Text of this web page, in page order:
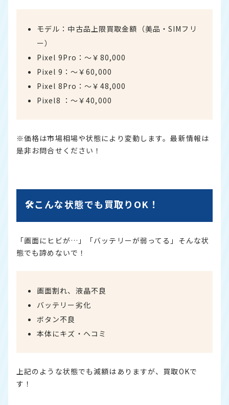
モデル：中古品上限買取金額（美品・SIMフリ
ー）
Pixel 9Pro：〜￥80,000
Pixel 9：〜￥60,000
Pixel 8Pro：〜￥48,000
Pixel8 ：〜￥40,000
※価格は市場相場や状態により変動します。最新情報は
是非お問合せください！
🛠こんな状態でも買取りOK！
「画面にヒビが…」「バッテリーが弱ってる」そんな状
態でも諦めないで！
画面割れ、液晶不良
バッテリー劣化
ボタン不良
本体にキズ・ヘコミ
上記のような状態でも減額はありますが、買取OKで
す！